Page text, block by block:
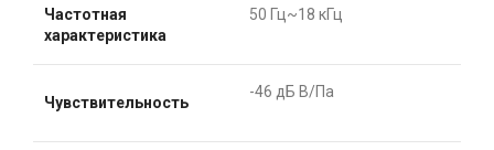
Частотная
характеристика
50 Гц~18 кГц
Чувствительность
-46 дБ В/Па